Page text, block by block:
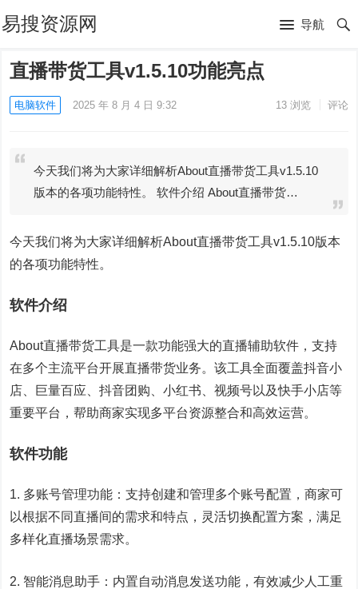
易搜资源网 导航
直播带货工具v1.5.10功能亮点
电脑软件 2025 年 8 月 4 日 9:32 13浏览 评论
今天我们将为大家详细解析About直播带货工具v1.5.10
版本的各项功能特性。 软件介绍 About直播带货…
今天我们将为大家详细解析About直播带货工具v1.5.10版本
的各项功能特性。
软件介绍
About直播带货工具是一款功能强大的直播辅助软件，支持
在多个主流平台开展直播带货业务。该工具全面覆盖抖音小
店、巨量百应、抖音团购、小红书、视频号以及快手小店等
重要平台，帮助商家实现多平台资源整合和高效运营。
软件功能
1. 多账号管理功能：支持创建和管理多个账号配置，商家可
以根据不同直播间的需求和特点，灵活切换配置方案，满足
多样化直播场景需求。
2. 智能消息助手：内置自动消息发送功能，有效减少人工重